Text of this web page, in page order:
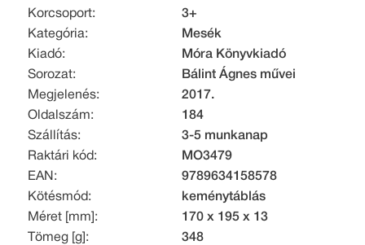
Korcsoport:
3+
Kategória:
Mesék
Kiadó:
Móra Könyvkiadó
Sorozat:
Bálint Ágnes művei
Megjelenés:
2017.
Oldalszám:
184
Szállítás:
3-5 munkanap
Raktári kód:
MO3479
EAN:
9789634158578
Kötésmód:
keménytáblás
Méret [mm]:
170 x 195 x 13
Tömeg [g]:
348